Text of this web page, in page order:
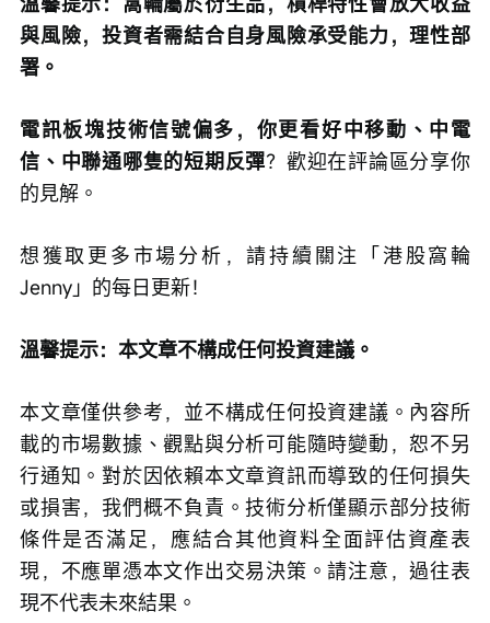
與風險，投資者需結合自身風險承受能力，理性部
署。
電訊板塊技術信號偏多，你更看好中移動、中電
信、中聯通哪隻的短期反彈？歡迎在評論區分享你
的見解。
想獲取更多市場分析，請持續關注「港股窩輪
Jenny」的每日更新！
溫馨提示：本文章不構成任何投資建議。
本文章僅供參考，並不構成任何投資建議。內容所
載的市場數據、觀點與分析可能隨時變動，恕不另
行通知。對於因依賴本文章資訊而導致的任何損失
或損害，我們概不負責。技術分析僅顯示部分技術
條件是否滿足，應結合其他資料全面評估資產表
現，不應單憑本文作出交易決策。請注意，過往表
現不代表未來結果。